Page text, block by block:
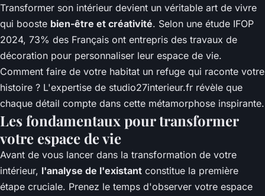
Transformer son intérieur devient un véritable art de vivre
qui booste bien-être et créativité. Selon une étude IFOP
2024, 73% des Français ont entrepris des travaux de
décoration pour personnaliser leur espace de vie.
Comment faire de votre habitat un refuge qui raconte votre
histoire ? L'expertise de studio27interieur.fr révèle que
chaque détail compte dans cette métamorphose inspirante.
Les fondamentaux pour transformer
votre espace de vie
Avant de vous lancer dans la transformation de votre
intérieur, l'analyse de l'existant constitue la première
étape cruciale. Prenez le temps d'observer votre espace